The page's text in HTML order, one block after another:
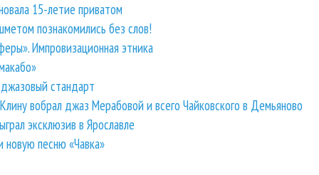
15-летие приватом
познакомились без слов!
Импровизационная этника
стандарт
вобрал джаз Мерабовой и всего Чайковского в Демьяново
эксклюзив в Ярославле
песню «Чавка»